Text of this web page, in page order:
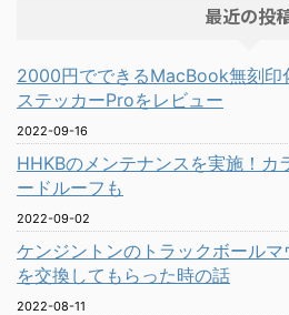
最近の投
2000円でできるMacBook無刻印
ステッカーProをレビュー
2022-09-16
HHKBのメンテナンスを実施！カ
ードルーフも
2022-09-02
ケンジントンのトラックボール
を交換してもらった時の話
2022-08-11